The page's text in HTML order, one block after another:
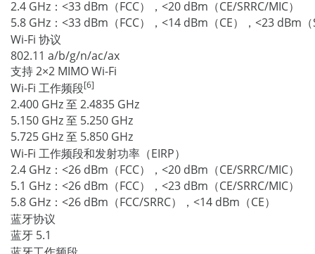
2.4 GHz：<33 dBm（FCC），<20 dBm（CE/SRRC/MIC）
5.8 GHz：<33 dBm（FCC），<14 dBm（CE），<23 dBm（
Wi-Fi 协议
802.11 a/b/g/n/ac/ax
支持 2×2 MIMO Wi-Fi
Wi-Fi 工作频段[6]
2.400 GHz 至 2.4835 GHz
5.150 GHz 至 5.250 GHz
5.725 GHz 至 5.850 GHz
Wi-Fi 工作频段和发射功率（EIRP）
2.4 GHz：<26 dBm（FCC），<20 dBm（CE/SRRC/MIC）
5.1 GHz：<26 dBm（FCC），<23 dBm（CE/SRRC/MIC）
5.8 GHz：<26 dBm（FCC/SRRC），<14 dBm（CE）
蓝牙协议
蓝牙 5.1